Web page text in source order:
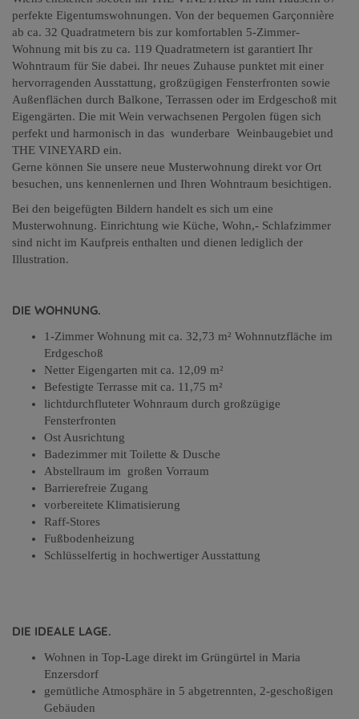
perfekte Eigentumswohnungen. Von der bequemen Garçonnière
ab ca. 32 Quadratmetern bis zur komfortablen 5-Zimmer-
Wohnung mit bis zu ca. 119 Quadratmetern ist garantiert Ihr
Wohntraum für Sie dabei. Ihr neues Zuhause punktet mit einer
hervorragenden Ausstattung, großzügigen Fensterfronten sowie
Außenflächen durch Balkone, Terrassen oder im Erdgeschoß mit
Eigengärten. Die mit Wein verwachsenen Pergolen fügen sich
perfekt und harmonisch in das wunderbare Weinbaugebiet und
THE VINEYARD ein.
Gerne können Sie unsere neue Musterwohnung direkt vor Ort
besuchen, uns kennenlernen und Ihren Wohntraum besichtigen.
Bei den beigefügten Bildern handelt es sich um eine
Musterwohnung. Einrichtung wie Küche, Wohn,- Schlafzimmer
sind nicht im Kaufpreis enthalten und dienen lediglich der
Illustration.
DIE WOHNUNG.
1-Zimmer Wohnung mit ca. 32,73 m² Wohnnutzfläche im
Erdgeschoß
Netter Eigengarten mit ca. 12,09 m²
Befestigte Terrasse mit ca. 11,75 m²
lichtdurchfluteter Wohnraum durch großzügige
Fensterfronten
Ost Ausrichtung
Badezimmer mit Toilette & Dusche
Abstellraum im großen Vorraum
Barrierefreie Zugang
vorbereitete Klimatisierung
Raff-Stores
Fußbodenheizung
Schlüsselfertig in hochwertiger Ausstattung
DIE IDEALE LAGE.
Wohnen in Top-Lage direkt im Grüngürtel in Maria
Enzersdorf
gemütliche Atmosphäre in 5 abgetrennten, 2-geschoßigen
Gebäuden